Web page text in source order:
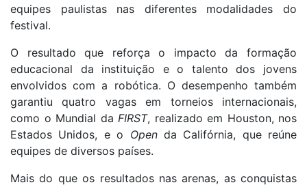
equipes paulistas nas diferentes modalidades do
festival.
O resultado que reforça o impacto da formação
educacional da instituição e o talento dos jovens
envolvidos com a robótica. O desempenho também
garantiu quatro vagas em torneios internacionais,
como o Mundial da FIRST, realizado em Houston, nos
Estados Unidos, e o Openda Califórnia, que reúne
equipes de diversos países.
Mais do que os resultados nas arenas, as conquistas